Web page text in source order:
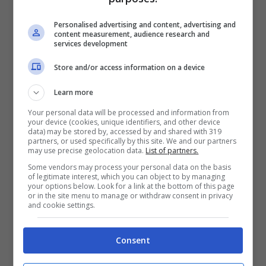
sostanza stupefacente di tipo “cocaina”, per
un totale di circa 16 grammi, ma anche di 100
grammi di hashish e marijuana. Questa
quotidiana attività di monitoraggio – ha
aggiunto il comandate Tomao– sarà
potenziata in vista del periodo di ferragosto
e, come detto, interesserà le aree ritenute a
rischio, come quelle di arrivi dei turisti e di
frequentazione della movida isolana.
Personalised advertising and content, advertising and
content measurement, audience research and
services development
Store and/or access information on a device
Learn more
Your personal data will be processed and information from
your device (cookies, unique identifiers, and other device
data) may be stored by, accessed by and shared with 319
partners, or used specifically by this site. We and our partners
may use precise geolocation data. List of partners.
Some vendors may process your personal data on the basis
of legitimate interest, which you can object to by managing
your options below. Look for a link at the bottom of this page
or in the site menu to manage or withdraw consent in privacy
and cookie settings.
Consent